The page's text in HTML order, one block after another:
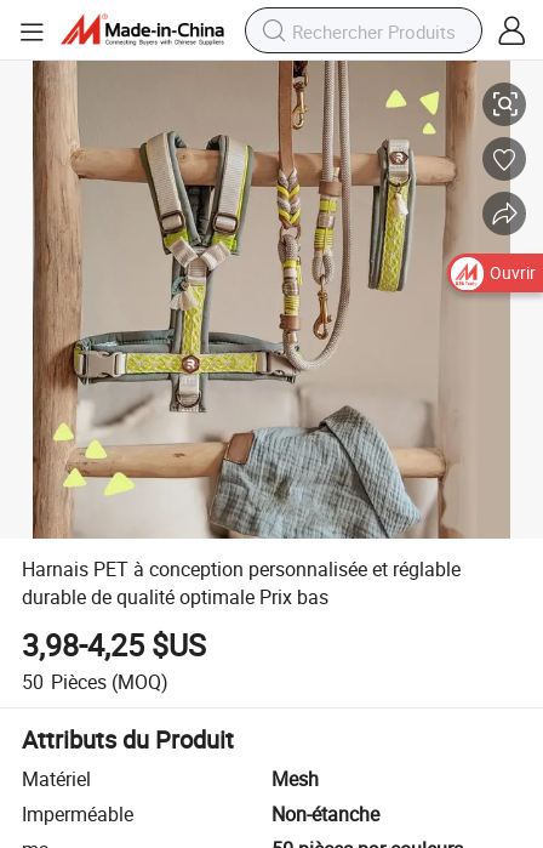
Harnais PET à conception personnalisée et réglable durable de qualité
Harnais PET à conception personnalisée et réglable
durable de qualité optimale Prix bas
3,98-4,25 $US
50 Pièces (MOQ)
Attributs du Produit
Matériel
Mesh
Imperméable
Non-étanche
Ouvrir